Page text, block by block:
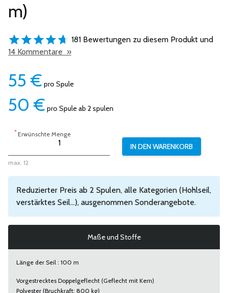
m)
181 Bewertungen zu diesem Produkt und
14 Kommentare »
55 € pro Spule
50 € pro Spule ab 2 spulen
*Erwünschte Menge
max. 12
Reduzierter Preis ab 2 Spulen, alle Kategorien (Hohlseil,
verstärktes Seil...), ausgenommen Sonderangebote.
Maße und Stoffe
Länge der Seil : 100 m
Vorgestrecktes Doppelgeflecht (Geflecht mit Kern)
Polyester (Bruchkraft: 800 kg)